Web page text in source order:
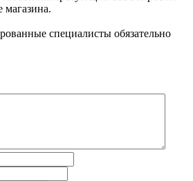
магазина.
специалисты обязательно